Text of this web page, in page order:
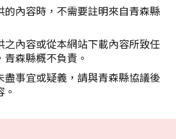
的內容時，不需要註明來自青森縣
之內容或從本網站下載內容所致任
森縣概不負責。
盡事宜或疑義，請與青森縣協議後